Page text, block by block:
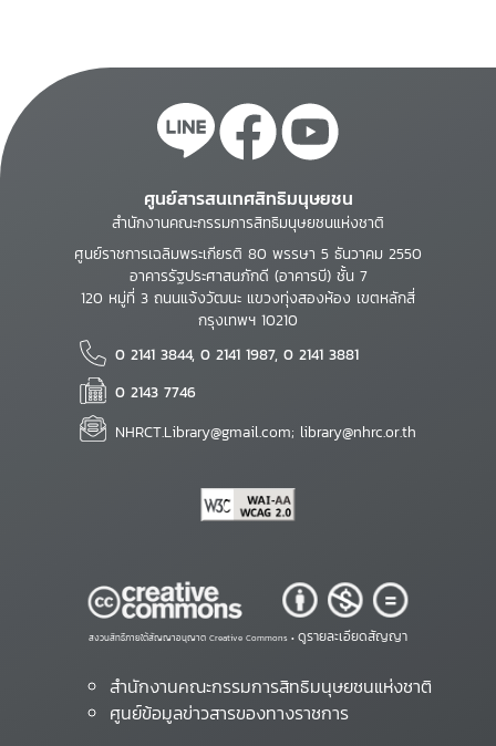
ศูนย์สารสนเทศสิทธิมนุษยชน
สำนักงานคณะกรรมการสิทธิมนุษยชนแห่งชาติ
ศูนย์ราชการเฉลิมพระเกียรติ 80 พรรษา 5 ธันวาคม 2550
อาคารรัฐประศาสนภักดี (อาคารบี) ชั้น 7
120 หมู่ที่ 3 ถนนแจ้งวัฒนะ แขวงทุ่งสองห้อง เขตหลักสี่
กรุงเทพฯ 10210
0 2141 3844, 0 2141 1987, 0 2141 3881
0 2143 7746
NHRCT.Library@gmail.com; library@nhrc.or.th
สงวนสิทธิ์ภายใต้สัญญาอนุญาต Creative Commons • ดูรายละเอียดสัญญา
สำนักงานคณะกรรมการสิทธิมนุษยชนแห่งชาติ
ศูนย์ข้อมูลข่าวสารของทางราชการ